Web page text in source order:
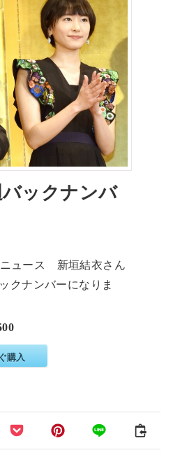
バックナンバ
ュース 新垣結衣さん
クナンバーになりま
購入